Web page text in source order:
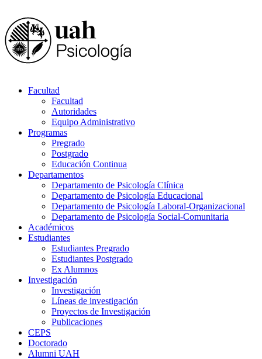
Facultad
Facultad
Autoridades
Equipo Administrativo
Programas
Pregrado
Postgrado
Educación Continua
Departamentos
Departamento de Psicología Clínica
Departamento de Psicología Educacional
Departamento de Psicología Laboral-Organizacional
Departamento de Psicología Social-Comunitaria
Académicos
Estudiantes
Estudiantes Pregrado
Estudiantes Postgrado
Ex Alumnos
Investigación
Investigación
Líneas de investigación
Proyectos de Investigación
Publicaciones
CEPS
Doctorado
Alumni UAH